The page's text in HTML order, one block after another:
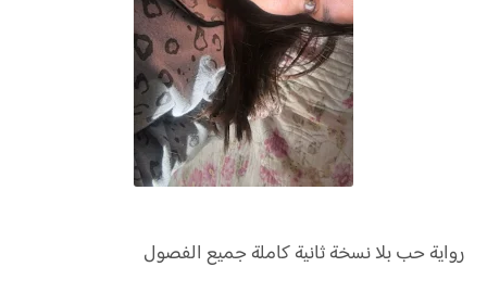
روايةحب بلا نسخة ثانية كاملة جميع الفصول